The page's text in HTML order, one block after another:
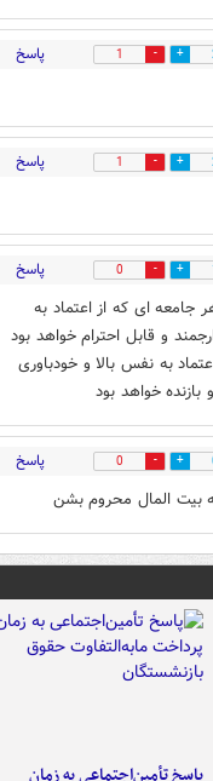
1 پاسخ
1 پاسخ
0 پاسخ
جامعه ای که از اعتماد به
و قابل احترام خواهد بود
به نفس بالا و خودباوری
خواهد بود
0 پاسخ
بیت المال محروم بشن
پاسخ تأمین‌اجتماعی به زمان